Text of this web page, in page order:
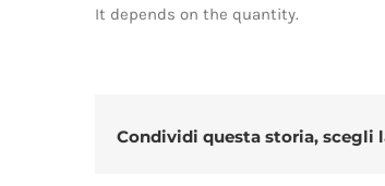
It depends on the quantity.
Condividi questa storia, scegli